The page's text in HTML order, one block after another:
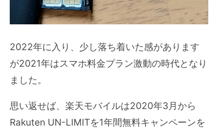
2022年に入り、少し落ち着いた感があります
が2021年はスマホ料金プラン激動の時代となり
ました。
思い返せば、楽天モバイルは2020年3月から
Rakuten UN-LIMITを1年間無料キャンペーンを